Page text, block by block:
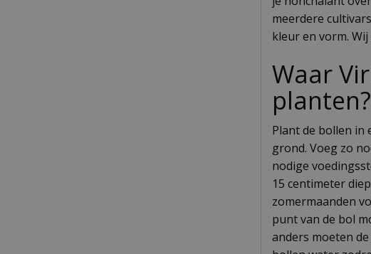
meerdere
kleur en vorm.
Waar
planten?
Plant de bollen in
grond. Voeg zo
nodige
15 centimeter
zomermaanden
punt van de bol
anders moeten